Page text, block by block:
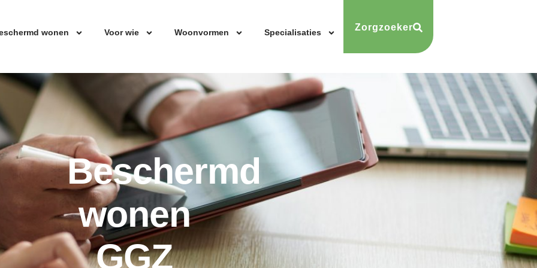
wonen Voor wie Woonvormen Specialisaties Zorgzoeker
Beschermd
wonen
GGZ